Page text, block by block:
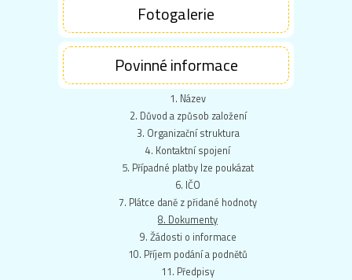
Fotogalerie
Povinné informace
1. Název
2. Důvod a způsob založení
3. Organizační struktura
4. Kontaktní spojení
5. Případné platby lze poukázat
6. IČO
7. Plátce daně z přidané hodnoty
8. Dokumenty
9. Žádosti o informace
10. Příjem podání a podnětů
11. Předpisy